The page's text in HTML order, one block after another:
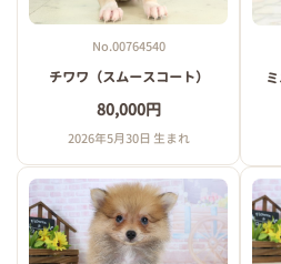
No.00764540
チワワ（スムースコート）
80,000円
2026年5月30日 生まれ